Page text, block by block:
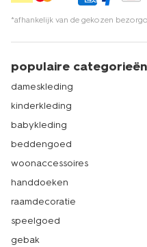
*afhankelijk van de gekozen
populaire categorieën
dameskleding
kinderkleding
babykleding
beddengoed
woonaccessoires
handdoeken
raamdecoratie
speelgoed
gebak